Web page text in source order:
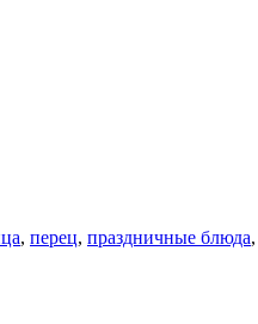
, перец, праздничные блюда,